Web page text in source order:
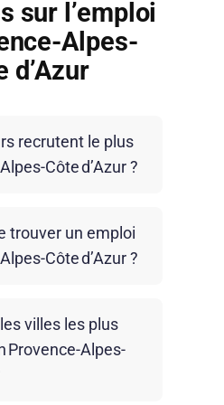
sur l’emploi
Alpes-
d’Azur
recrutent le plus
Côte d’Azur ?
Le tourisme,
le commerce, le
à la personne et
de
tout comme
trouver un emploi
Côte d’Azur ?
des
différents profils, du
expérimenté.
villes les plus
Provence-Alpes-